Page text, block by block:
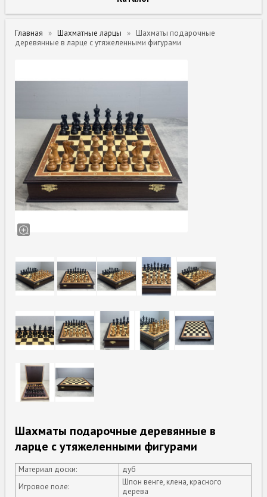
Главная Шахматные ларцы
Шахматы подарочные
деревянные в ларце с утяжеленными фигурами
Шахматы подарочные деревянные в
ларце с утяжеленными фигурами
Материал доски:
дуб
Игровое поле:
Шпон венге, клена, красного
дерева